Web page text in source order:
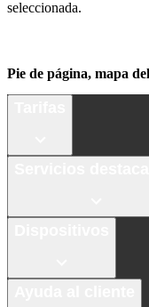
seleccionada.
Pie de página, mapa